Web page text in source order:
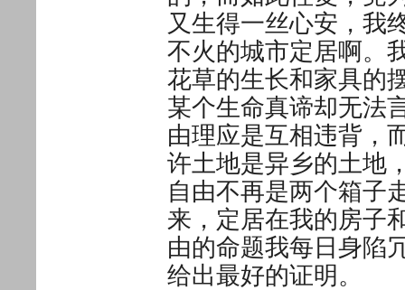
又生得一丝心安，我
不火的城市定居啊。
花草的生长和家具的
某个生命真谛却无法
由理应是互相违背，
许土地是异乡的土地
自由不再是两个箱子
来，定居在我的房子
由的命题我每日身陷
给出最好的证明。